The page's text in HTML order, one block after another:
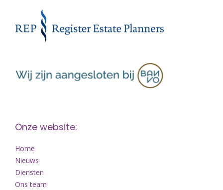
Onze website:
Home
Nieuws
Diensten
Ons team